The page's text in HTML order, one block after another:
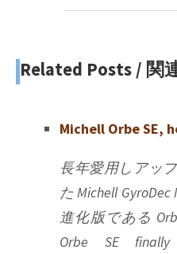
Related Posts / 関
Michell Orbe SE,
長年愛用しアッ
た Michell
進化版である
Orbe SE